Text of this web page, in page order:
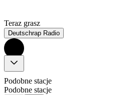
Teraz grasz
Deutschrap Radio
Podobne stacje
Podobne stacje